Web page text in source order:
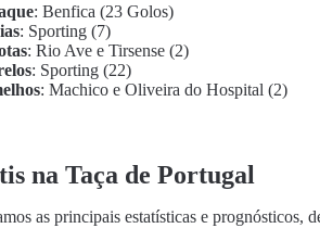
: Benfica (23 Golos)
: Sporting (7)
: Rio Ave e Tirsense (2)
: Sporting (22)
: Machico e Oliveira do Hospital (2)
na Taça de Portugal
as principais estatísticas e prognósticos,